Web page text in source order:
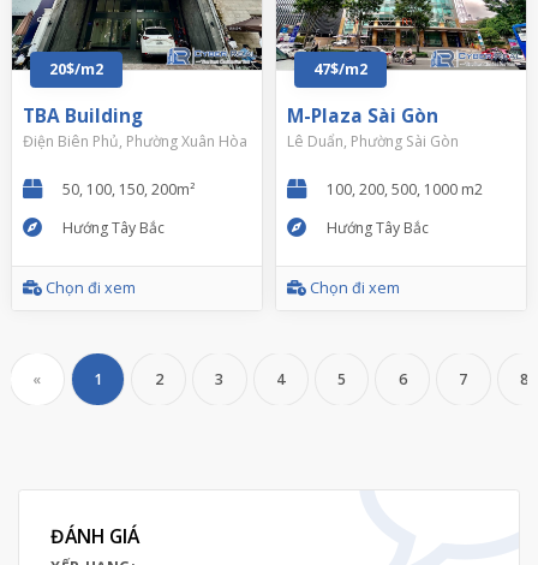
20$/m2
TBA Building
Điện Biên Phủ, Phường Xuân Hòa
50, 100, 150, 200m²
Hướng Tây Bắc
Chọn đi xem
47$/m2
M-Plaza Sài Gòn
Lê Duẩn, Phường Sài Gòn
100, 200, 500, 1000 m2
Hướng Tây Bắc
Chọn đi xem
« 1 2 3 4 5 6 7 8
ĐÁNH GIÁ